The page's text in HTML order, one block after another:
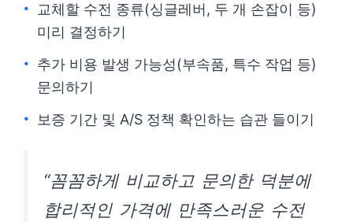
교체할 수전 종류(싱글레버, 두 개 손잡이 등)
미리 결정하기
추가 비용 발생 가능성(부속품, 특수 작업 등)
문의하기
보증 기간 및 A/S 정책 확인하는 습관 들이기
“꼼꼼하게 비교하고 문의한 덕분에
합리적인 가격에 만족스러운 수전